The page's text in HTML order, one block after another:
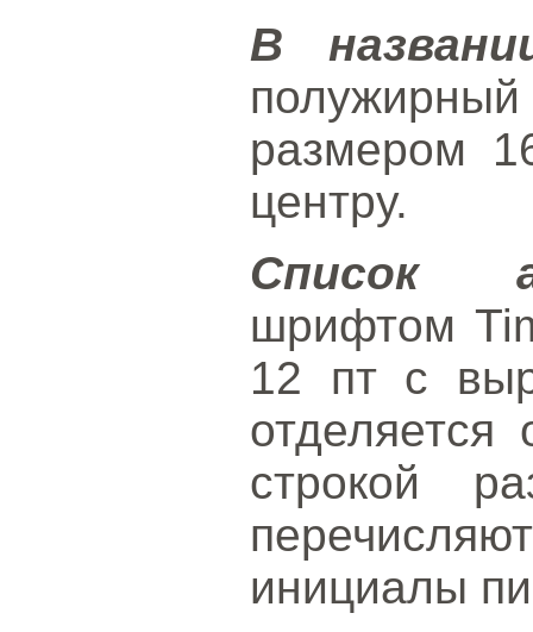
В
размером
центру.
Список
шрифтом
12 пт с
отделяется
строкой
инициалы